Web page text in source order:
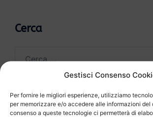
Gestisci Consenso
Per fornire le migliori esperienze, utilizziamo
per memorizzare e/o accedere alle informazioni del
consenso a queste tecnologie ci permetterà di
Cerca
Realmec Gru